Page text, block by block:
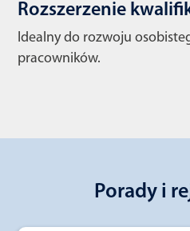
Rozszerzenie
Idealny do rozwoju
pracowników.
Porady i